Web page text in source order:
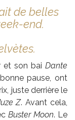
de belles
end.
et son baiDante
pause, ont
juste derrière le
Z. Avant cela,
Buster Moon. Le